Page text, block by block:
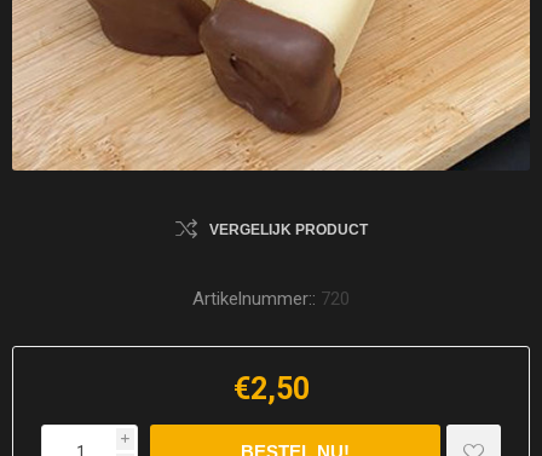
VERGELIJK PRODUCT
Artikelnummer:: 720
€2,50
i